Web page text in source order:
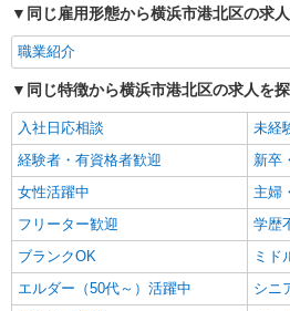
同じ雇用形態から横浜市港北区の求
職業紹介
同じ特徴から横浜市港北区の求人を
入社日応相談
未経
経験者・有資格者歓迎
新卒
女性活躍中
主婦
フリーター歓迎
学歴
ブランクOK
ミド
エルダー（50代～）活躍中
シニ